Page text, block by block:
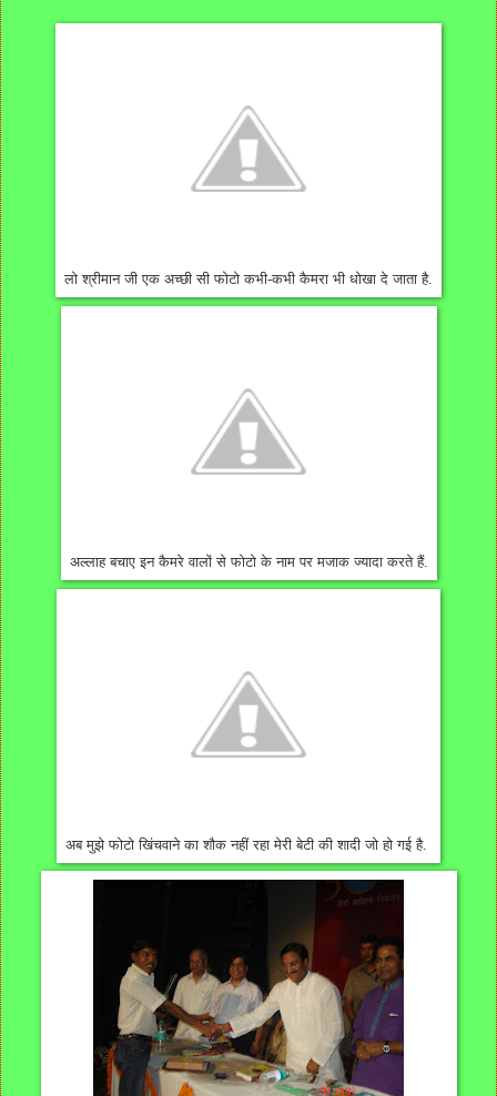
लो श्रीमान जी एक अच्छी सी फोटो कभी-कभी कैमरा भी धोखा दे जाता है.
अल्लाह बचाए इन कैमरे वालों से फोटो के नाम पर मजाक ज्यादा करते हैं.
अब मुझे फोटो खिंचवाने का शौक नहीं रहा मेरी बेटी की शादी जो हो गई है.